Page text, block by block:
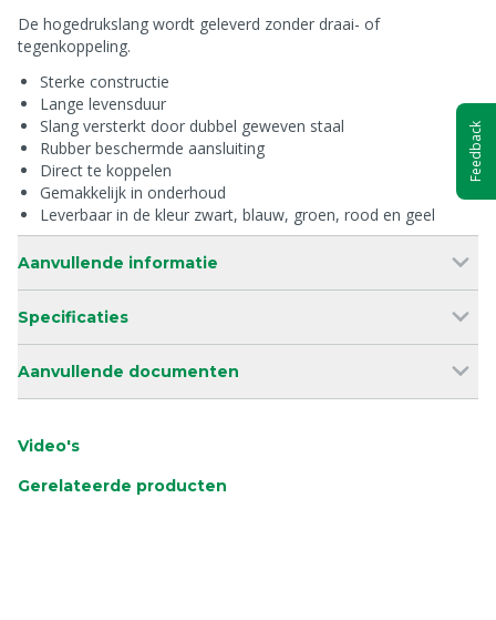
De hogedrukslang wordt geleverd zonder draai- of
tegenkoppeling.
Sterke constructie
Lange levensduur
Slang versterkt door dubbel geweven staal
Rubber beschermde aansluiting
Direct te koppelen
Gemakkelijk in onderhoud
Leverbaar in de kleur zwart, blauw, groen, rood en geel
Aanvullende informatie
Specificaties
Aanvullende documenten
Video's
Gerelateerde producten
Feedback